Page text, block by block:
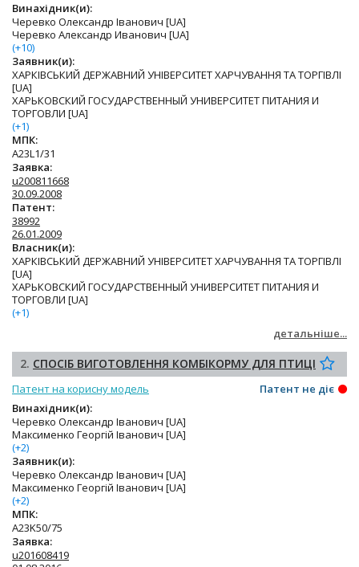
Винахідник(и):
Черевко Олександр Іванович [UA]
Черевко Александр Иванович [UA]
(+10)
Заявник(и):
ХАРКІВСЬКИЙ ДЕРЖАВНИЙ УНІВЕРСИТЕТ ХАРЧУВАННЯ ТА ТОРГІВЛІ
[UA]
ХАРЬКОВСКИЙ ГОСУДАРСТВЕННЫЙ УНИВЕРСИТЕТ ПИТАНИЯ И
ТОРГОВЛИ [UA]
(+1)
МПК:
A23L1/31
Заявка:
u200811668
30.09.2008
Патент:
38992
26.01.2009
Власник(и):
ХАРКІВСЬКИЙ ДЕРЖАВНИЙ УНІВЕРСИТЕТ ХАРЧУВАННЯ ТА ТОРГІВЛІ
[UA]
ХАРЬКОВСКИЙ ГОСУДАРСТВЕННЫЙ УНИВЕРСИТЕТ ПИТАНИЯ И
ТОРГОВЛИ [UA]
(+1)
детальніше...
2. СПОСІБ ВИГОТОВЛЕННЯ КОМБІКОРМУ ДЛЯ ПТИЦІ
Патент на корисну модель
Патент не діє
Винахідник(и):
Черевко Олександр Іванович [UA]
Максименко Георгій Іванович [UA]
(+2)
Заявник(и):
Черевко Олександр Іванович [UA]
Максименко Георгій Іванович [UA]
(+2)
МПК:
A23K50/75
Заявка:
u201608419